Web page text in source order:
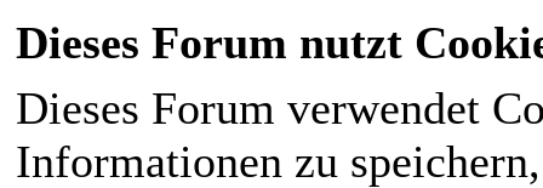
Dieses Forum nutzt
Dieses Forum verwendet
Informationen zu